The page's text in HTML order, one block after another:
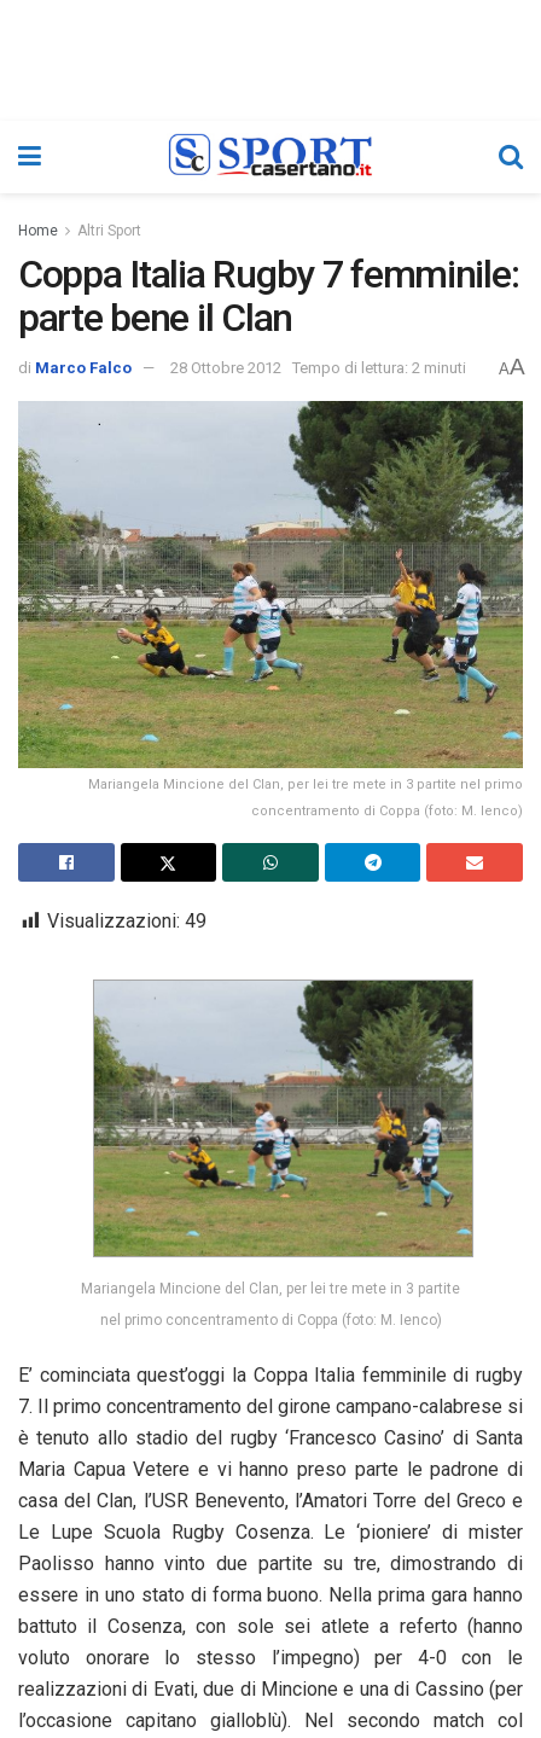
Home Altri Sport
Coppa Italia Rugby 7 femminile:
parte bene il Clan
di Marco Falco 28 Ottobre 2012 Tempo di lettura: 2 minuti AA
Mariangela Mincione del Clan, per lei tre mete in 3 partite nel primo
concentramento di Coppa (foto: M. Ienco)
Visualizzazioni: 49
Mariangela Mincione del Clan, per lei tre mete in 3 partite
nel primo concentramento di Coppa (foto: M. Ienco)
E’ cominciata quest’oggi la Coppa Italia femminile di rugby
7. Il primo concentramento del girone campano-calabrese si
è tenuto allo stadio del rugby ‘Francesco Casino’ di Santa
Maria Capua Vetere e vi hanno preso parte le padrone di
casa del Clan, l’USR Benevento, l’Amatori Torre del Greco e
Le Lupe Scuola Rugby Cosenza. Le ‘pioniere’ di mister
Paolisso hanno vinto due partite su tre, dimostrando di
essere in uno stato di forma buono. Nella prima gara hanno
battuto il Cosenza, con sole sei atlete a referto (hanno
voluto onorare lo stesso l’impegno) per 4-0 con le
realizzazioni di Evati, due di Mincione e una di Cassino (per
l’occasione capitano gialloblù). Nel secondo match col